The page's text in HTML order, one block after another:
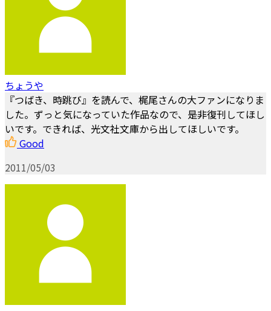
ちょうや
『つばき、時跳び』を読んで、梶尾さんの大ファンになりま
した。ずっと気になっていた作品なので、是非復刊してほし
いです。できれば、光文社文庫から出してほしいです。
Good
2011/05/03